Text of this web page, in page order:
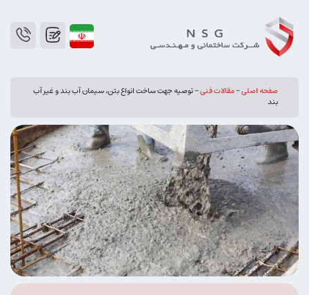
صفحه اصلی-مقالات فنی-توصیه جهت ساخت انواع بتن، سیمان آب بند و غیر آب
بند